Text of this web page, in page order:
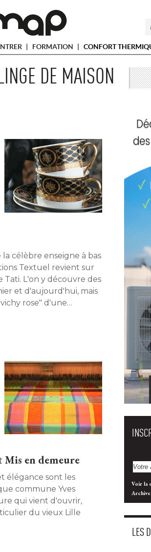
FORMATION CONFORT
DE MAISON
la célèbre enseigne à bas
Textuel revient sur
Tati. L'on y découvre des
et d'aujourd'hui, mais
rose" d'une
Mis en demeure
élégance sont les
commune Yves
qui vient d'ouvrir,
du vieux Lille
Voir la
LES